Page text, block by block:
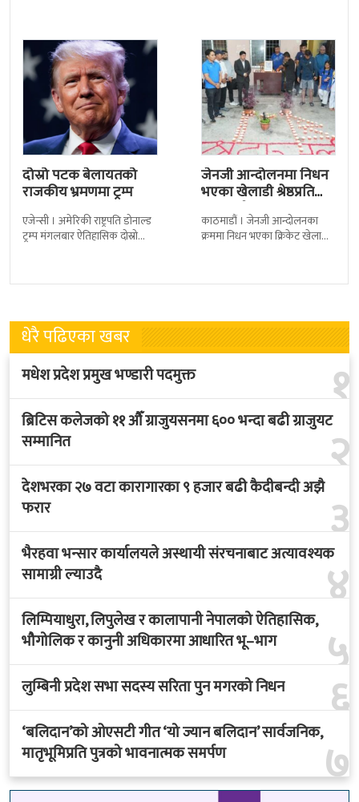
दोस्रो पटक बेलायतको
राजकीय भ्रमणमा ट्रम्प
एजेन्सी । अमेरिकी राष्ट्रपति डोनाल्ड
ट्रम्प मंगलबार ऐतिहासिक दोस्रो
बेलायत सरकारले
जेनजी आन्दोलनमा निधन
भएका खेलाडी श्रेष्ठप्रति
श्रद्धाञ्जली
काठमाडौं । जेनजी आन्दोलनका
क्रममा निधन भएका क्रिकेट खेलाडी
त्रिपुरेश्वरस्थीत राष्ट्रिय खेलकुद
धेरै पढिएका खबर
१
मधेश प्रदेश प्रमुख भण्डारी पदमुक्त
२
ब्रिटिस कलेजको ११ औँ ग्राजुयसनमा ६०० भन्दा बढी ग्राजुयट
सम्मानित
३
देशभरका २७ वटा कारागारका ९ हजार बढी कैदीबन्दी अझै
फरार
४
भैरहवा भन्सार कार्यालयले अस्थायी संरचनाबाट अत्यावश्यक
सामाग्री ल्याउदै
५
लिम्पियाधुरा, लिपुलेख र कालापानी नेपालको ऐतिहासिक,
भौगोलिक र कानुनी अधिकारमा आधारित भू–भाग
६
लुम्बिनी प्रदेश सभा सदस्य सरिता पुन मगरको निधन
७
‘बलिदान’को ओएसटी गीत ‘यो ज्यान बलिदान’ सार्वजनिक,
मातृभूमिप्रति पुत्रको भावनात्मक समर्पण